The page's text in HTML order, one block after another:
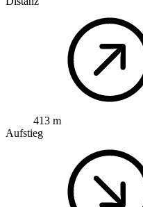
413 m
Aufstieg